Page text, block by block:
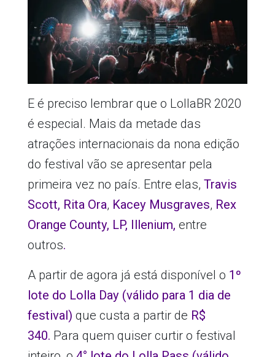
E é preciso lembrar que o LollaBR 2020
é especial. Mais da metade das
atrações internacionais da nona edição
do festival vão se apresentar pela
primeira vez no país. Entre elas, Travis
Scott, Rita Ora, Kacey Musgraves, Rex
Orange County, LP, Illenium, entre
outros.
A partir de agora já está disponível o 1º
lote do Lolla Day (válido para 1 dia de
festival) que custa a partir de R$
340. Para quem quiser curtir o festival